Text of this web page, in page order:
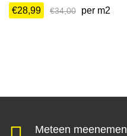
€28,99 €34,00 per m2
Meteen meenemen